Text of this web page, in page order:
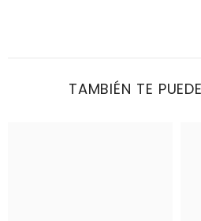
TAMBIÉN TE